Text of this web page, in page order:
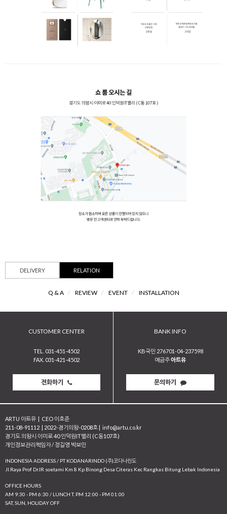
DELIVERY RELATION
Q & A / REVIEW / EVENT / INSTALLATION
CUSTOMER CENTER
TEL. 031-451-4502
FAX. 031-421-4502
전화하기
BANK INFO
KB국민 276701-04-237598
예금주아트유
문의하기
ARTU 아트유
CEO 이호준
211-08-91112
2022-경기의왕-0208호
info@artu.co.kr
경기도 의왕시 이미로 40 인덕원IT밸리 (C동107호)
개인정보관리책임자 / 정길영 박보민
INDONESIA ADDRESS / PT KODANARINDO (주)코다나린도
JI.Raya Prof Dr.IR soetami Km 8 Kp Binong Desa Citeras Kec Rangkas Bitung Lebak Indonesia
OFFICE HOURS
AM 9:30 - PM 6:30 / LUNCH T. PM 12:00 - PM 01:00
SAT, SUN, HOLIDAY OFF